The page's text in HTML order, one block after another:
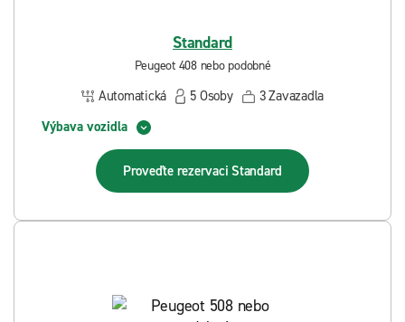
Standard
Peugeot 408 nebo podobné
Automatická 5 Osoby 3Zavazadla
Výbava vozidla
Proveďte rezervaciStandard